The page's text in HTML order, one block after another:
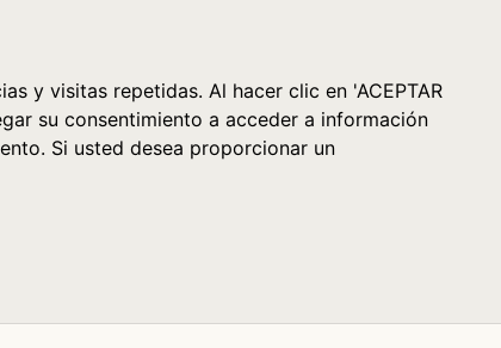
y visitas repetidas. Al hacer clic en 'ACEPTAR
su consentimiento a acceder a información
Si usted desea proporcionar un